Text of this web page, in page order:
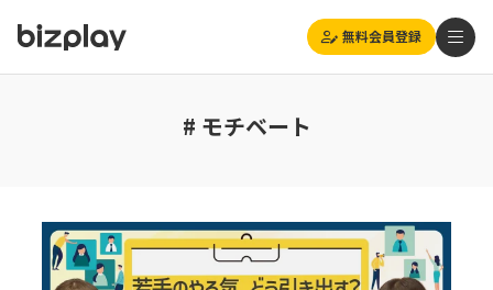
無料会員登録
# モチベート